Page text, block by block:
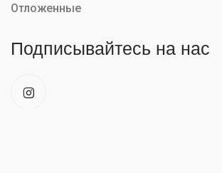
Отложенные
Подписывайтесь на нас